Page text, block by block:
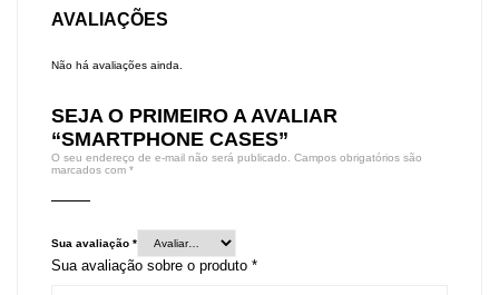
AVALIAÇÕES
Não há avaliações ainda.
SEJA O PRIMEIRO A AVALIAR
“SMARTPHONE CASES”
O seu endereço de e-mail não será publicado.
Campos obrigatórios são
marcados com *
Sua avaliação *
Sua avaliação sobre o produto *